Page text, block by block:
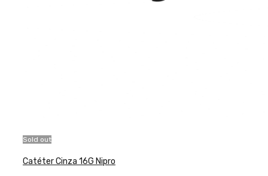
Sold out
Catéter Cinza 16G Nipro